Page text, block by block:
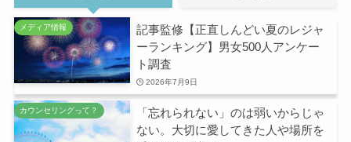
メディア情報
記事監修【正直しんどい夏のレジャ
ーランキング】男女500人アンケー
ト調査
2026年7月9日
カウンセリングって？
「忘れられない」のは弱いからじゃ
ない。大切に愛してきた人や場所を